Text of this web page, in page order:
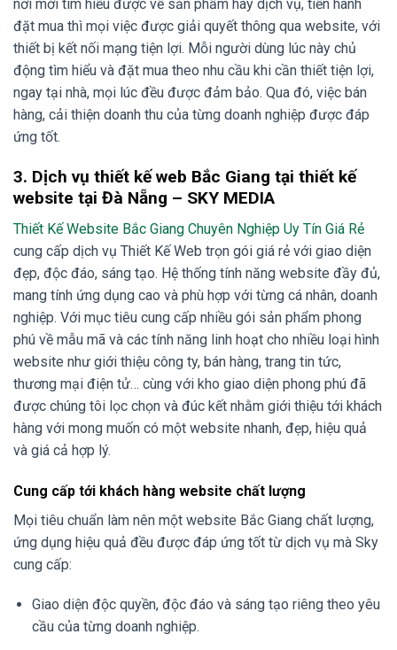
nơi mới tìm hiểu được về sản phẩm hay dịch vụ, tiến hành
đặt mua thì mọi việc được giải quyết thông qua website, với
thiết bị kết nối mạng tiện lợi. Mỗi người dùng lúc này chủ
động tìm hiểu và đặt mua theo nhu cầu khi cần thiết tiện lợi,
ngay tại nhà, mọi lúc đều được đảm bảo. Qua đó, việc bán
hàng, cải thiện doanh thu của từng doanh nghiệp được đáp
ứng tốt.
3. Dịch vụ thiết kế web Bắc Giang tại thiết kế
website tại Đà Nẵng – SKY MEDIA
Thiết Kế Website Bắc Giang Chuyên Nghiệp Uy Tín Giá Rẻ
cung cấp dịch vụ Thiết Kế Web trọn gói giá rẻ với giao diện
đẹp, độc đáo, sáng tạo. Hệ thống tính năng website đầy đủ,
mang tính ứng dụng cao và phù hợp với từng cá nhân, doanh
nghiệp. Với mục tiêu cung cấp nhiều gói sản phẩm phong
phú về mẫu mã và các tính năng linh hoạt cho nhiều loại hình
website như giới thiệu công ty, bán hàng, trang tin tức,
thương mại điện tử… cùng với kho giao diện phong phú đã
được chúng tôi lọc chọn và đúc kết nhằm giới thiệu tới khách
hàng với mong muốn có một website nhanh, đẹp, hiệu quả
và giá cả hợp lý.
Cung cấp tới khách hàng website chất lượng
Mọi tiêu chuẩn làm nên một website Bắc Giang chất lượng,
ứng dụng hiệu quả đều được đáp ứng tốt từ dịch vụ mà Sky
cung cấp:
Giao diện độc quyền, độc đáo và sáng tạo riêng theo yêu
cầu của từng doanh nghiệp.